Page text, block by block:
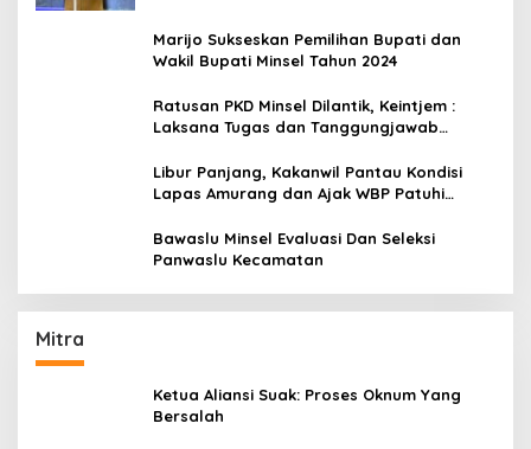
Marijo Sukseskan Pemilihan Bupati dan
Wakil Bupati Minsel Tahun 2024
Ratusan PKD Minsel Dilantik, Keintjem :
Laksana Tugas dan Tanggungjawab
Libur Panjang, Kakanwil Pantau Kondisi
Lapas Amurang dan Ajak WBP Patuhi
Bawaslu Minsel Evaluasi Dan Seleksi
Panwaslu Kecamatan
Mitra
Ketua Aliansi Suak: Proses Oknum Yang
Bersalah